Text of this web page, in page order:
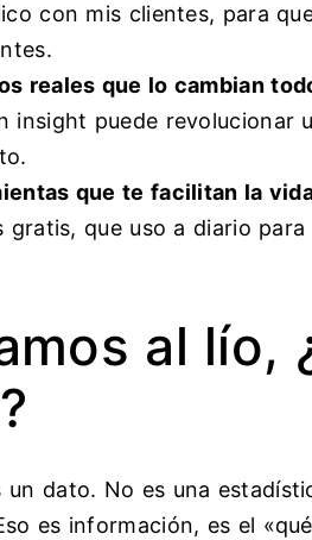
con mis clientes, para
reales que lo cambian
insight puede revolucionar
que te facilitan la
gratis, que uso a diario
al lío,
dato. No es una
es información, es el